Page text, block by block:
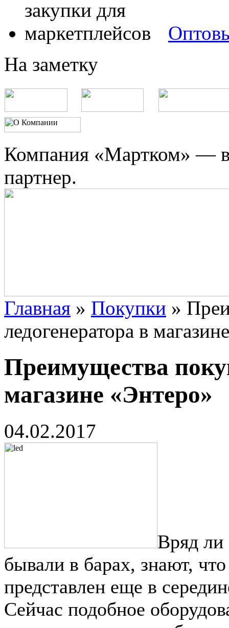
На заметку
Компания «Мартком» —
партнер.
Главная » Покупки »
ледогенератора в
Преимущества
магазине «Энтеро»
04.02.2017
Вряд ли
бывали в барах, знают,
представлен еще в
Сейчас подобное